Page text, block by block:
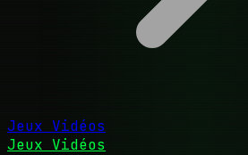
Jeux Vidéos
Jeux Vidéos